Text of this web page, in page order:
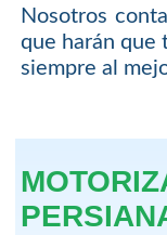
Nosotros
que harán que
siempre al